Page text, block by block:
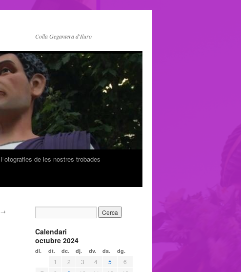
Colla Gegantera d'Iluro
Fotografies de les nostres trobades
→
Calendari
octubre 2024
dl. dt. dc. dj. dv. ds. dg.
1 2 3 4 5
6